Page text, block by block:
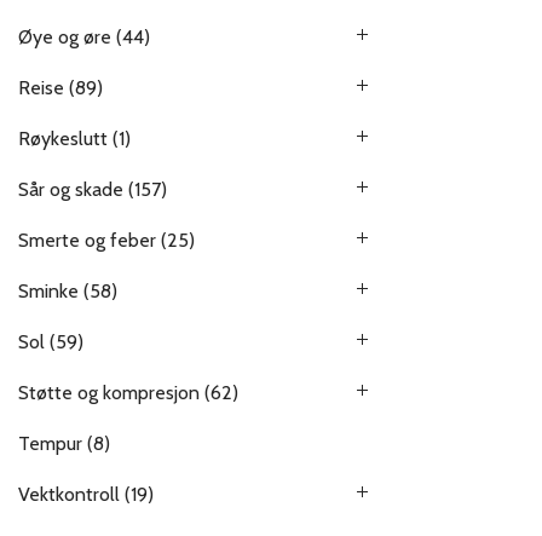
Øye og øre (44)
Reise (89)
Røykeslutt (1)
Sår og skade (157)
Smerte og feber (25)
Sminke (58)
Sol (59)
Støtte og kompresjon (62)
Tempur (8)
Vektkontroll (19)